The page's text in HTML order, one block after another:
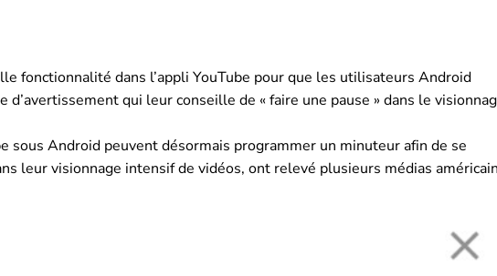
fonctionnalité dans l’appli YouTube pour que les utilisateurs Android
d’avertissement qui leur conseille de « faire une pause » dans le
sous Android peuvent désormais programmer un minuteur afin de se
leur visionnage intensif de vidéos, ont relevé plusieurs médias